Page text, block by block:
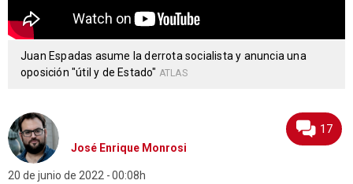
Juan Espadas asume la derrota socialista y anuncia una
oposición "útil y de Estado" ATLAS
José Enrique Monrosi
20 de junio de 2022
00:08h
17